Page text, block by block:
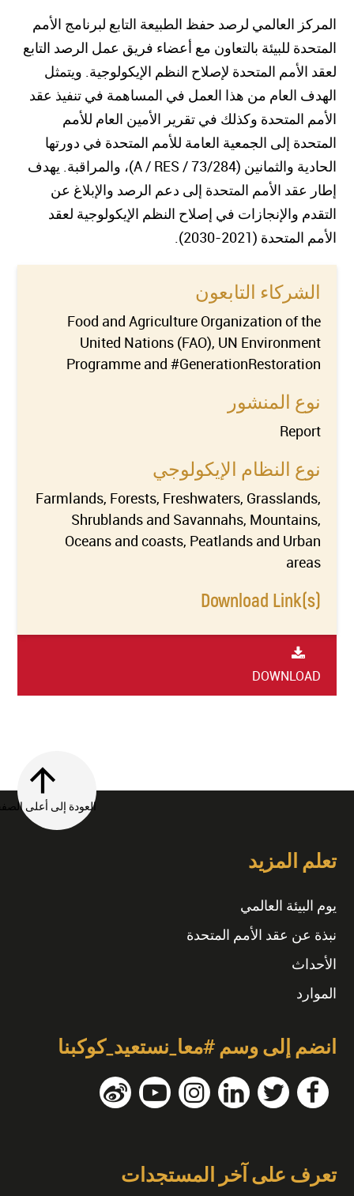
المركز العالمي لرصد حفظ الطبيعة التابع لبرنامج الأمم
المتحدة للبيئة بالتعاون مع أعضاء فريق عمل الرصد التابع
لعقد الأمم المتحدة لإصلاح النظم الإيكولوجية. ويتمثل
الهدف العام من هذا العمل في المساهمة في تنفيذ عقد
الأمم المتحدة وكذلك في تقرير الأمين العام للأمم
المتحدة إلى الجمعية العامة للأمم المتحدة في دورتها
الحادية والثمانين(
A / RES / 73/284
)، والمراقبة. يهدف
إطار عقد الأمم المتحدة إلى دعم الرصد والإبلاغ عن
التقدم والإنجازات في إصلاح النظم الإيكولوجية لعقد
الأمم المتحدة (2021-2030).
الشركاء التابعون
Food and Agriculture Organization of the
United Nations (FAO), UN Environment
Programme and #GenerationRestoration
نوع المنشور
Report
نوع النظام الإيكولوجي
Farmlands, Forests, Freshwaters, Grasslands,
Shrublands and Savannahs, Mountains,
Oceans and coasts, Peatlands and Urban
areas
Download Link(s)
DOWNLOAD
العودة إلى أعلى الصفحة
تعلم المزيد
يوم البيئة العالمي
نبذة عن عقد الأمم المتحدة
الأحداث
الموارد
انضم إلى وسم #معا_نستعيد_كوكبنا
تعرف على آخر المستجدات